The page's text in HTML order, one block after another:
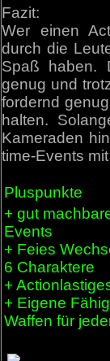
Fazit:
Wer einen
durch die
Spaß haben.
genug und
fordernd
halten.
Kameraden
time-Events
Pluspunkte
+ gut
Events
+ Feies
6 Charaktere
+
+ Eigene
Waffen für